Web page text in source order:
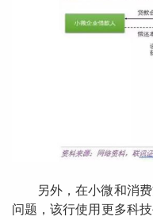
另外，在小微和消
问题，该行使用更多科